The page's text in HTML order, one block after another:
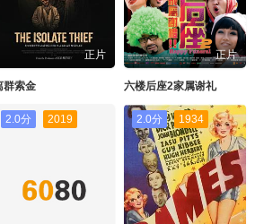
正片
群索金
正片
六楼后座2家属谢礼
2.0分 2019 2.0分 1934